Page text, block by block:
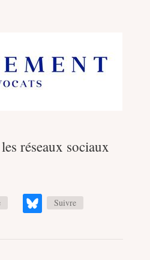
réseaux sociaux
Suivre